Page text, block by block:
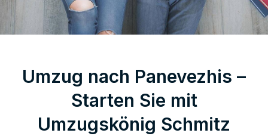
Umzug nach Panevezhis –
Starten Sie mit
Umzugskönig Schmitz